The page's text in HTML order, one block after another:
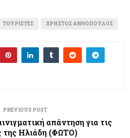
ΤΟΥΡΊΣΤΕΣ ΧΡΉΣΤΟΣ ΑΝΘΌΠΟΥΛΟΣ
PREVIOUS POST
απάντηση για τις
της Ηλιάδη (ΦΩΤΟ)